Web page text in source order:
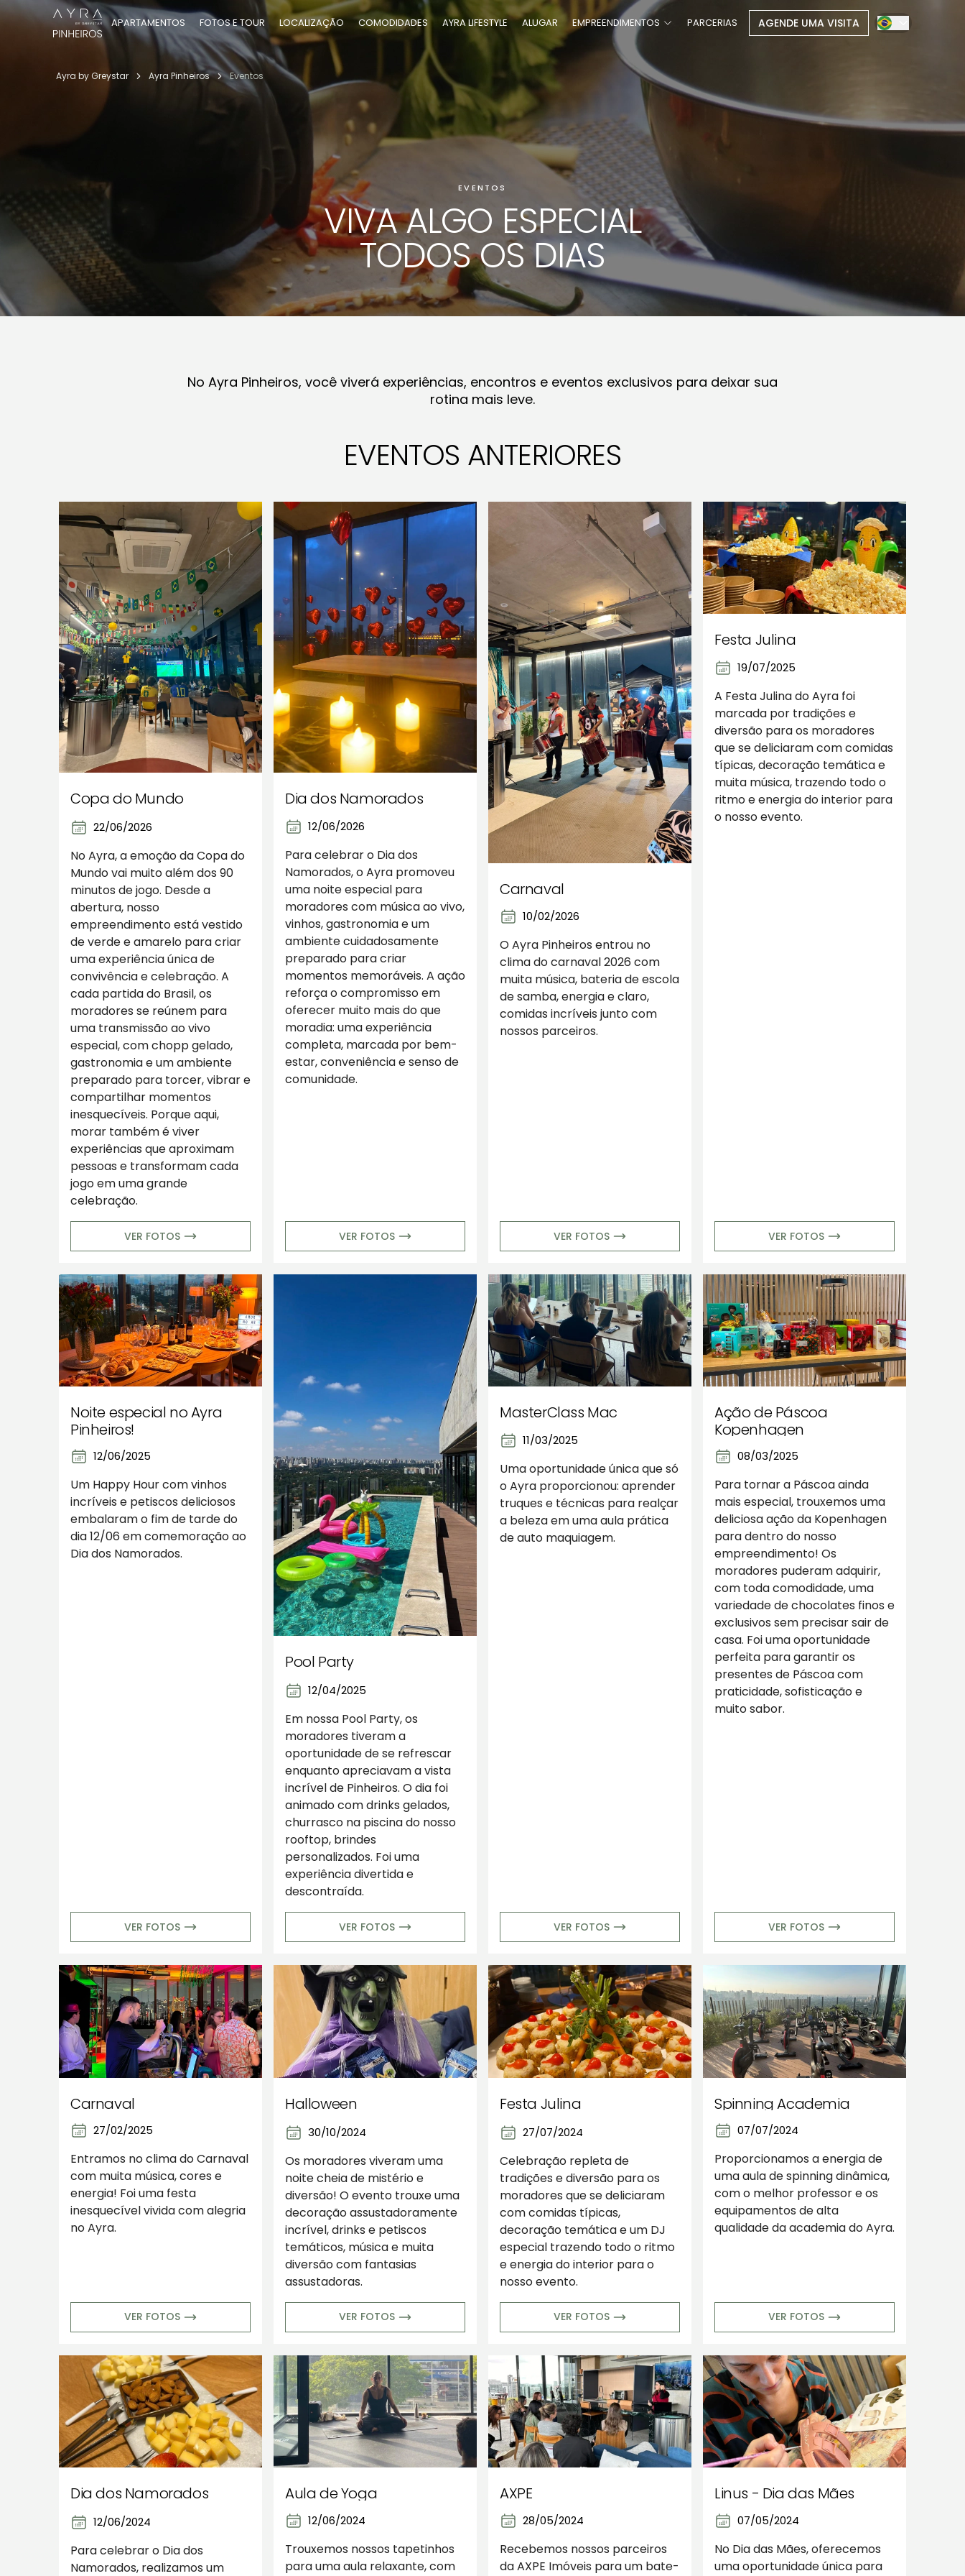
APARTAMENTOS FOTOS E TOUR LOCALIZAÇÃO COMODIDADES AYRA LIFESTYLE ALUGAR EMPREENDIMENTOS
AYRA HIGIENÓPOLIS
AYRA MOEMA
PARCERIAS AGENDE UMA VISITA
Ayra by Greystar Ayra Pinheiros Eventos
EVENTOS
VIVA ALGO ESPECIAL
TODOS OS DIAS
No Ayra Pinheiros, você viverá experiências, encontros e eventos exclusivos para deixar sua
rotina mais leve.
EVENTOS ANTERIORES
Copa do Mundo
22/06/2026
No Ayra, a emoção da Copa do
Mundo vai muito além dos 90
minutos de jogo. Desde a
abertura, nosso
empreendimento está vestido
de verde e amarelo para criar
uma experiência única de
convivência e celebração. A
cada partida do Brasil, os
moradores se reúnem para
uma transmissão ao vivo
especial, com chopp gelado,
gastronomia e um ambiente
preparado para torcer, vibrar e
compartilhar momentos
inesquecíveis. Porque aqui,
morar também é viver
experiências que aproximam
pessoas e transformam cada
jogo em uma grande
celebração.
VER FOTOS
Dia dos Namorados
12/06/2026
Para celebrar o Dia dos
Namorados, o Ayra promoveu
uma noite especial para
moradores com música ao vivo,
vinhos, gastronomia e um
ambiente cuidadosamente
preparado para criar
momentos memoráveis. A ação
reforça o compromisso em
oferecer muito mais do que
moradia: uma experiência
completa, marcada por bem-
estar, conveniência e senso de
comunidade.
VER FOTOS
Carnaval
10/02/2026
O Ayra Pinheiros entrou no
clima do carnaval 2026 com
muita música, bateria de escola
de samba, energia e claro,
comidas incríveis junto com
nossos parceiros.
VER FOTOS
Festa Julina
19/07/2025
A Festa Julina do Ayra foi
marcada por tradições e
diversão para os moradores
que se deliciaram com comidas
típicas, decoração temática e
muita música, trazendo todo o
ritmo e energia do interior para
o nosso evento.
VER FOTOS
Noite especial no Ayra
Pinheiros!
12/06/2025
Um Happy Hour com vinhos
incríveis e petiscos deliciosos
embalaram o fim de tarde do
dia 12/06 em comemoração ao
Dia dos Namorados.
VER FOTOS
Pool Party
12/04/2025
Em nossa Pool Party, os
moradores tiveram a
oportunidade de se refrescar
enquanto apreciavam a vista
incrível de Pinheiros. O dia foi
animado com drinks gelados,
churrasco na piscina do nosso
rooftop, brindes
personalizados. Foi uma
experiência divertida e
descontraída.
VER FOTOS
MasterClass Mac
11/03/2025
Uma oportunidade única que só
o Ayra proporcionou: aprender
truques e técnicas para realçar
a beleza em uma aula prática
de auto maquiagem.
VER FOTOS
Ação de Páscoa
Kopenhagen
08/03/2025
Para tornar a Páscoa ainda
mais especial, trouxemos uma
deliciosa ação da Kopenhagen
para dentro do nosso
empreendimento! Os
moradores puderam adquirir,
com toda comodidade, uma
variedade de chocolates finos e
exclusivos sem precisar sair de
casa. Foi uma oportunidade
perfeita para garantir os
presentes de Páscoa com
praticidade, sofisticação e
muito sabor.
VER FOTOS
Carnaval
27/02/2025
Entramos no clima do Carnaval
com muita música, cores e
energia! Foi uma festa
inesquecível vivida com alegria
no Ayra.
VER FOTOS
Halloween
30/10/2024
Os moradores viveram uma
noite cheia de mistério e
diversão! O evento trouxe uma
decoração assustadoramente
incrível, drinks e petiscos
temáticos, música e muita
diversão com fantasias
assustadoras.
VER FOTOS
Festa Julina
27/07/2024
Celebração repleta de
tradições e diversão para os
moradores que se deliciaram
com comidas típicas,
decoração temática e um DJ
especial trazendo todo o ritmo
e energia do interior para o
nosso evento.
VER FOTOS
Spinning Academia
07/07/2024
Proporcionamos a energia de
uma aula de spinning dinâmica,
com o melhor professor e os
equipamentos de alta
qualidade da academia do Ayra.
VER FOTOS
Dia dos Namorados
12/06/2024
Para celebrar o Dia dos
Namorados, realizamos um
Aula de Yoga
12/06/2024
Trouxemos nossos tapetinhos
para uma aula relaxante, com
AXPE
28/05/2024
Recebemos nossos parceiros
da AXPE Imóveis para um bate-
Linus - Dia das Mães
07/05/2024
No Dia das Mães, oferecemos
uma oportunidade única para